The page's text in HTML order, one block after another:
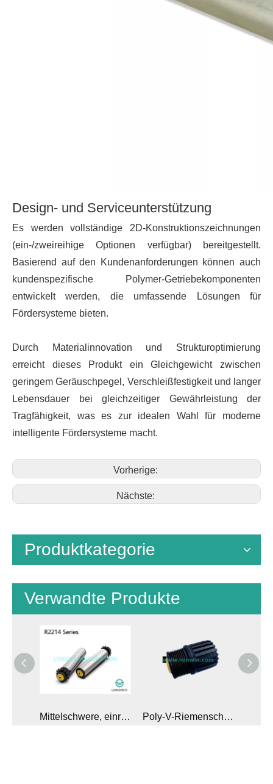
Design- und Serviceunterstützung
Es werden vollständige 2D-Konstruktionszeichnungen
(ein-/zweireihige Optionen verfügbar) bereitgestellt.
Basierend auf den Kundenanforderungen können auch
kundenspezifische Polymer-Getriebekomponenten
entwickelt werden, die umfassende Lösungen für
Fördersysteme bieten.
Durch Materialinnovation und Strukturoptimierung
erreicht dieses Produkt ein Gleichgewicht zwischen
geringem Geräuschpegel, Verschleißfestigkeit und langer
Lebensdauer bei gleichzeitiger Gewährleistung der
Tragfähigkeit, was es zur idealen Wahl für moderne
intelligente Fördersysteme macht.
Vorherige:
Nächste:
Produktkategorie
Verwandte Produkte
Poly-V-Riemenscheiben vom Typ PJ für professionelle Förderrollen Förderrollenbaugruppe mit doppelter Nut und rundem Riemenantrieb